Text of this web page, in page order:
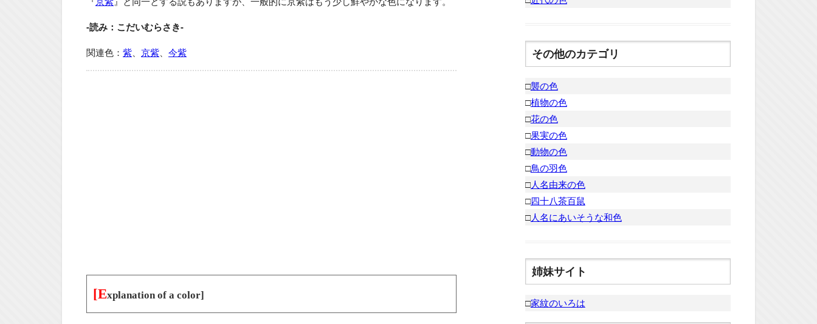
-読み：こだいむらさき-
関連色： 紫 京紫 今紫
[Explanation of a color]
その他のカテゴリ
□襲の色
□植物の色
□花の色
□果実の色
□動物の色
□鳥の羽色
□人名由来の色
□四十八茶百鼠
□人名にあいそうな和色
姉妹サイト
□家紋のいろは